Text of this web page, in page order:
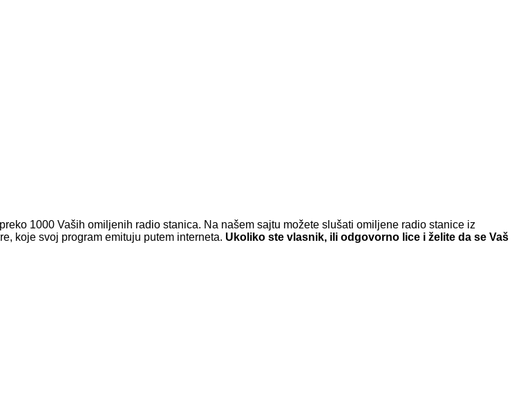
1000 Vaših omiljenih radio stanica. Na našem sajtu možete slušati omiljene radio stanice iz
koje svoj program emituju putem interneta. Ukoliko ste vlasnik, ili odgovorno lice i želite da se Vaš